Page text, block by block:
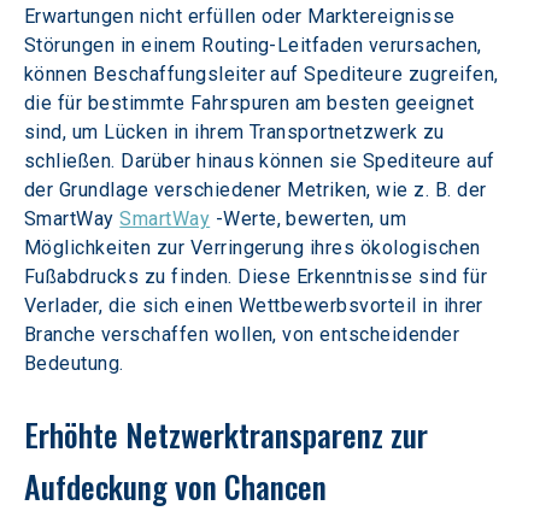
Erwartungen nicht erfüllen oder Marktereignisse
Störungen in einem Routing-Leitfaden verursachen,
können Beschaffungsleiter auf Spediteure zugreifen,
die für bestimmte Fahrspuren am besten geeignet
sind, um Lücken in ihrem Transportnetzwerk zu
schließen. Darüber hinaus können sie Spediteure auf
der Grundlage verschiedener Metriken, wie z. B. der
SmartWay SmartWay -Werte, bewerten, um
Möglichkeiten zur Verringerung ihres ökologischen
Fußabdrucks zu finden. Diese Erkenntnisse sind für
Verlader, die sich einen Wettbewerbsvorteil in ihrer
Branche verschaffen wollen, von entscheidender
Bedeutung.
Erhöhte Netzwerktransparenz zur
Aufdeckung von Chancen